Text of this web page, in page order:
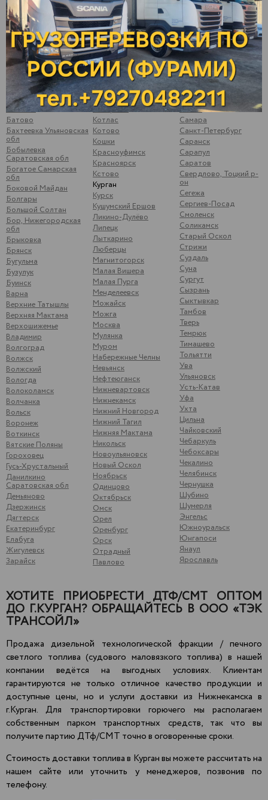
Арти
Архангельск
Аша
Бавлы
Бакуры
Балаково
Балахна
Балезино
Балтаси
Батайск
Батово
Бахтеевка Ульяновская
обл
Бобылевка
Саратовская обл
Богатое Самарская
обл
Боковой Майдан
Болгары
Большой Солтан
Бор, Нижегородская
обл
Брыковка
Брянск
Бугульма
Бузулук
Буинск
Варна
Верхние Татышлы
Верхняя Мактама
Верхошижемье
Владимир
Волгоград
Волжск
Волжский
Вологда
Волоколамск
Волчанка
Вольск
Воронеж
Воткинск
Вятские Поляны
Гороховец
Гусь-Хрустальный
Данилкино
Саратовская обл
Демьяново
Дзержинск
Дягтерск
Екатеринбург
Елабуга
Жигулевск
Зарайск
Калуга
Камышлов
Катайск
Кемь
Киржач
Киров
Кирово-Чепецк
Ковров
Королев
Кострома
Котлас
Котово
Кошки
Красноуфимск
Красноярск
Кстово
Курган
Курск
Кушумский Ершов
Ликино-Дулёво
Липецк
Лыткарино
Люберцы
Магнитогорск
Малая Вишера
Малая Пурга
Менделеевск
Можайск
Можга
Москва
Мулянка
Муром
Набережные Челны
Невьянск
Нефтеюганск
Нижневартовск
Нижнекамск
Нижний Новгород
Нижний Тагил
Нижняя Мактама
Никольск
Новоульяновск
Новый Оскол
Ноябрьск
Одинцово
Октябрьск
Омск
Орел
Оренбург
Орск
Отрадный
Павлово
Покачи
Полевской
Почеп
Починки
Пугачев
Ромоданово
Рыбинск
Рыбная Слобода
Рязань
Самара
Санкт-Петербург
Саранск
Сарапул
Саратов
Свердлово, Тоцкий р-
он
Сегежа
Сергиев-Посад
Смоленск
Соликамск
Старый Оскол
Стрижи
Суздаль
Суна
Сургут
Сызрань
Сыктывкар
Тамбов
Тверь
Темрюк
Тимашево
Тольятти
Ува
Ульяновск
Усть-Катав
Уфа
Ухта
Цильна
Чайковский
Чебаркуль
Чебоксары
Чекалино
Челябинск
Чернушка
Шубино
Шумерля
Энгельс
Южноуральск
Юнгапоси
Янаул
Ярославль
ХОТИТЕ ПРИОБРЕСТИ ДТФ/СМТ ОПТОМ
ДО Г.КУРГАН? ОБРАЩАЙТЕСЬ В ООО «ТЭК
ТРАНСОЙЛ»
Продажа дизельной технологической фракции / печного
светлого топлива (судового маловязкого топлива) в нашей
компании ведётся на выгодных условиях. Клиентам
гарантируются не только отличное качество продукции и
доступные цены, но и услуги доставки из Нижнекамска в
г.Курган. Для транспортировки горючего мы располагаем
собственным парком транспортных средств, так что вы
получите партию ДТф/СМТ точно в оговоренные сроки.
Стоимость доставки топлива в Курган вы можете рассчитать на
нашем сайте или уточнить у менеджеров, позвонив по
телефону.